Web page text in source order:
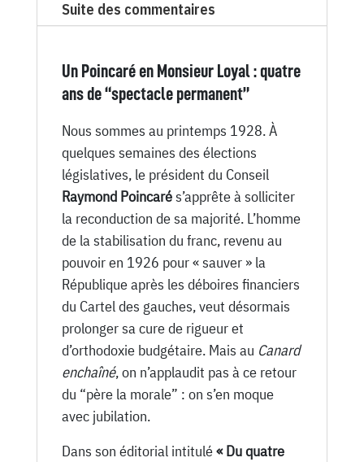
Canard
1928
Suite des commentaires
Un Poincaré en Monsieur Loyal : quatre
ans de “spectacle permanent”
Nous sommes au printemps 1928. À
quelques semaines des élections
législatives, le président du Conseil
Raymond Poincarés’apprête à solliciter
la reconduction de sa majorité. L’homme
de la stabilisation du franc, revenu au
pouvoir en 1926 pour « sauver » la
République après les déboires financiers
du Cartel des gauches, veut désormais
prolonger sa cure de rigueur et
d’orthodoxie budgétaire. Mais au Canard
enchaîné, on n’applaudit pas à ce retour
du “père la morale” : on s’en moque
avec jubilation.
Dans son éditorial intitulé« Du quatre